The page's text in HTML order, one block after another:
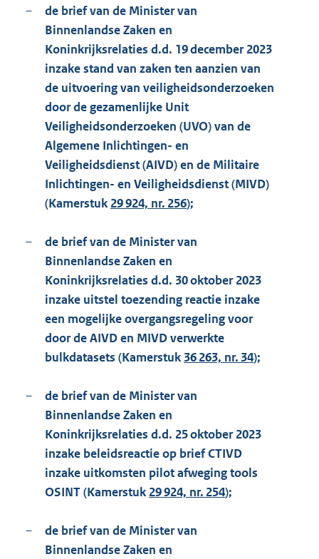
–
de brief van de Minister van
Binnenlandse Zaken en
Koninkrijksrelaties d.d. 19 december 2023
inzake stand van zaken ten aanzien van
de uitvoering van veiligheidsonderzoeken
door de gezamenlijke Unit
Veiligheidsonderzoeken (UVO) van de
Algemene Inlichtingen- en
Veiligheidsdienst (AIVD) en de Militaire
Inlichtingen- en Veiligheidsdienst (MIVD)
(Kamerstuk 29 924, nr. 256);
–
de brief van de Minister van
Binnenlandse Zaken en
Koninkrijksrelaties d.d. 30 oktober 2023
inzake uitstel toezending reactie inzake
een mogelijke overgangsregeling voor
door de AIVD en MIVD verwerkte
bulkdatasets (Kamerstuk 36 263, nr. 34);
–
de brief van de Minister van
Binnenlandse Zaken en
Koninkrijksrelaties d.d. 25 oktober 2023
inzake beleidsreactie op brief CTIVD
inzake uitkomsten pilot afweging tools
OSINT (Kamerstuk 29 924, nr. 254);
–
de brief van de Minister van
Binnenlandse Zaken en